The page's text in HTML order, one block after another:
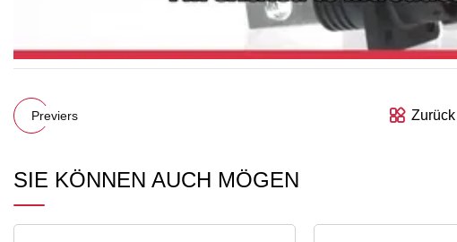
Previers
SIE KÖNNEN AUCH MÖGEN